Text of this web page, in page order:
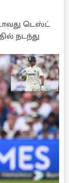
டெஸ்ட்
நடந்து